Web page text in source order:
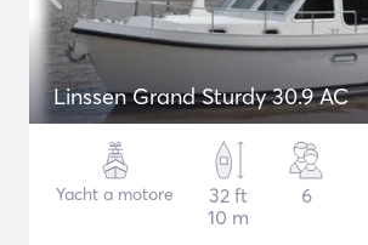
Linssen Grand Sturdy 30.9 AC
Yacht a motore
32 ft
10 m
6